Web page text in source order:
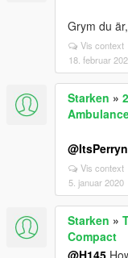
Grym du
Vis context
18. februar
Starken »
@ItsPerryn
Vis context
5. januar 2020
Starken »
Compact
@H145